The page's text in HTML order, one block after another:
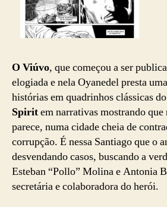
O Viúvo, que começou a ser
elogiada e nela Oyanedel presta
histórias em quadrinhos clássicas do
Spiritem narrativas mostrando que
parece, numa cidade cheia de
corrupção. É nessa Santiago que o
desvendando casos, buscando a
Esteban “Pollo” Molina e Antonia
secretária e colaboradora do herói.